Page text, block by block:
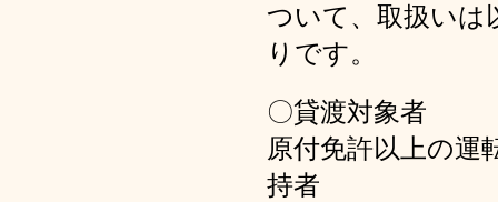
ついて、取扱いは
りです。
〇貸渡対象者
原付免許以上の運
持者